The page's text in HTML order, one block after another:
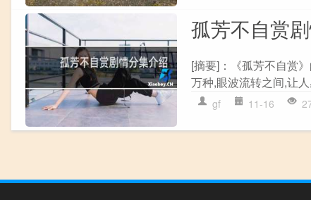
孤芳不自赏
[摘要]：《孤芳不自赏
万种,眼波流转之间,让
gf 11-16